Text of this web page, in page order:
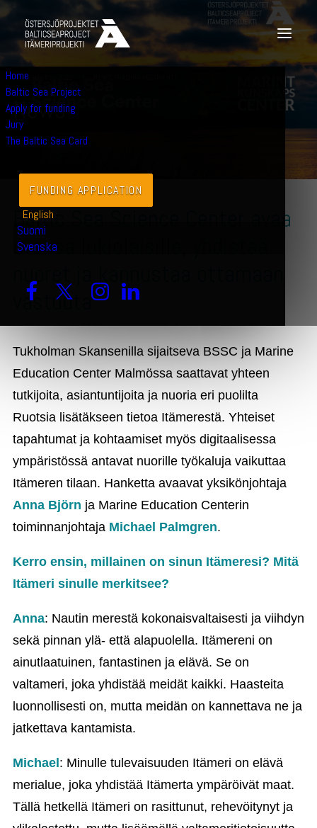
Home
Baltic Sea Project
Apply for funding
Jury
The Baltic Sea Card
FUNDING APPLICATION
English
Suomi
Svenska
SEPTEMBER 20, 2023
News
Baltic Sea Science Center avaa
ovensa lukiolaisille, yhdistää
nuoret ja kannustaa ottamaan
vastuuta
Tukholman Skansenilla sijaitseva BSSC ja Marine
Education Center Malmössa saattavat yhteen
tutkijoita, asiantuntijoita ja nuoria eri puolilta
Ruotsia lisätäkseen tietoa Itämerestä. Yhteiset
tapahtumat ja kohtaamiset myös digitaalisessa
ympäristössä antavat nuorille työkaluja vaikuttaa
Itämeren tilaan. Hanketta avaavat yksikönjohtaja
Anna Björn ja Marine Education Centerin
toiminnanjohtaja Michael Palmgren.
Kerro ensin, millainen on sinun Itämeresi? Mitä
Itämeri sinulle merkitsee?
Anna: Nautin merestä kokonaisvaltaisesti ja viihdyn
sekä pinnan ylä- että alapuolella. Itämereni on
ainutlaatuinen, fantastinen ja elävä. Se on
valtameri, joka yhdistää meidät kaikki. Haasteita
luonnollisesti on, mutta meidän on kannettava ne ja
jatkettava kantamista.
Michael : Minulle tulevaisuuden Itämeri on elävä
merialue, joka yhdistää Itämerta ympäröivät maat.
Tällä hetkellä Itämeri on rasittunut, rehevöitynyt ja